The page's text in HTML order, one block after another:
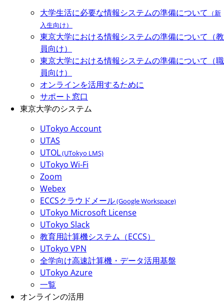
大学生活に必要な情報システムの準備について （新
入生向け）
東京大学における情報システムの準備について（教
員向け）
東京大学における情報システムの準備について（職
員向け）
オンラインを活用するために
サポート窓口
東京大学のシステム
UTokyo Account
UTAS
UTOL(UTokyo LMS)
UTokyo Wi-Fi
Zoom
Webex
ECCSクラウドメール(Google Workspace)
UTokyo Microsoft License
UTokyo Slack
教育用計算機システム（ECCS）
UTokyo VPN
全学向け高速計算機・データ活用基盤
UTokyo Azure
一覧
オンラインの活用